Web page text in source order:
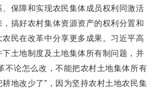
保障和实现农民集体成员权利同激活
搞好农村集体资源资产的权利分置和
民在改革中分享更多成果。 习近平高
下土地制度及土地集体所有制问题，并
不论怎么改，不能把农村土地集体所有
地改少了”，因为坚持农村土地农民集